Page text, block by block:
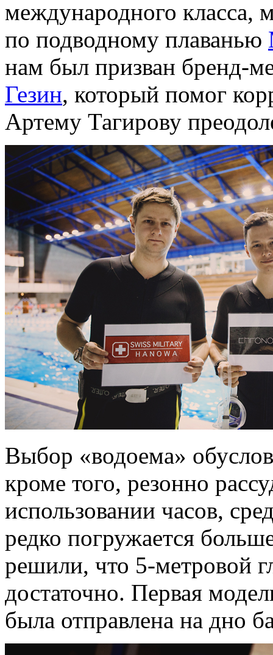
международного класса,
по подводному плаванью
нам был призван бренд-
Гезин, который помог
Артему Тагирову
Выбор «водоема»
кроме того, резонно
использовании часов,
редко погружается
решили, что 5-метровой
достаточно. Первая
была отправлена на дно